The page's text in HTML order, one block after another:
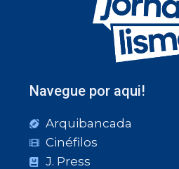
Navegue por aqui!
Arquibancada
Cinéfilos
J. Press